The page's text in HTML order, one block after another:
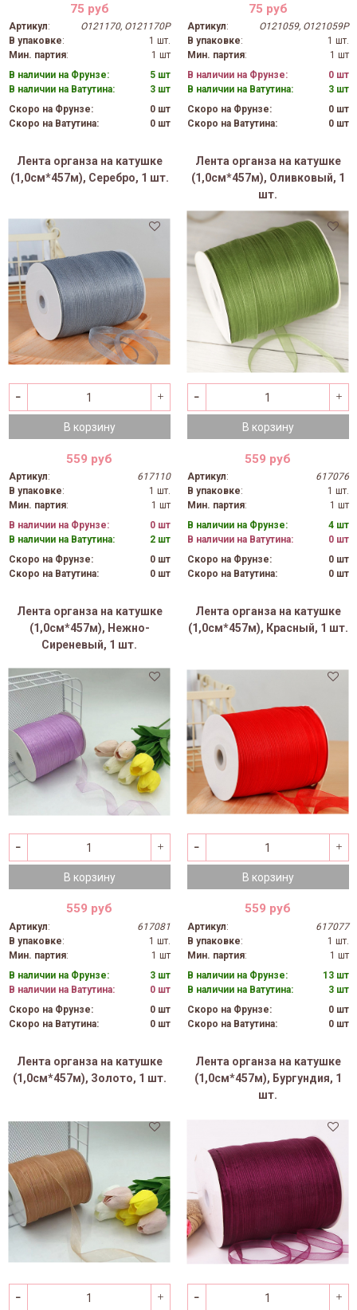
75 руб
Артикул:
O121170, O121170P
В упаковке:
1 шт.
Мин. партия:
1 шт
В наличии на Фрунзе:
5 шт
В наличии на Ватутина:
3 шт
Скоро на Фрунзе:
0 шт
Скоро на Ватутина:
0 шт
75 руб
Артикул:
O121059, O121059P
В упаковке:
1 шт.
Мин. партия:
1 шт
В наличии на Фрунзе:
0 шт
В наличии на Ватутина:
3 шт
Скоро на Фрунзе:
0 шт
Скоро на Ватутина:
0 шт
Лента органза на катушке
(1,0см*457м), Серебро, 1 шт.
В корзину
559 руб
Артикул:
617110
В упаковке:
1 шт.
Мин. партия:
1 шт
В наличии на Фрунзе:
0 шт
В наличии на Ватутина:
2 шт
Скоро на Фрунзе:
0 шт
Скоро на Ватутина:
0 шт
Лента органза на катушке
(1,0см*457м), Оливковый, 1
шт.
В корзину
559 руб
Артикул:
617076
В упаковке:
1 шт.
Мин. партия:
1 шт
В наличии на Фрунзе:
4 шт
В наличии на Ватутина:
0 шт
Скоро на Фрунзе:
0 шт
Скоро на Ватутина:
0 шт
Лента органза на катушке
(1,0см*457м), Нежно-
Сиреневый, 1 шт.
В корзину
559 руб
Артикул:
617081
В упаковке:
1 шт.
Мин. партия:
1 шт
В наличии на Фрунзе:
3 шт
В наличии на Ватутина:
0 шт
Скоро на Фрунзе:
0 шт
Скоро на Ватутина:
0 шт
Лента органза на катушке
(1,0см*457м), Красный, 1 шт.
В корзину
559 руб
Артикул:
617077
В упаковке:
1 шт.
Мин. партия:
1 шт
В наличии на Фрунзе:
13 шт
В наличии на Ватутина:
3 шт
Скоро на Фрунзе:
0 шт
Скоро на Ватутина:
0 шт
Лента органза на катушке
(1,0см*457м), Золото, 1 шт.
Лента органза на катушке
(1,0см*457м), Бургундия, 1
шт.